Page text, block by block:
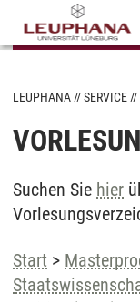
LEUPHANA SERVICE
Suchen Sie hier
Start >